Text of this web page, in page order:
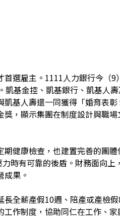
選雇主。1111人力銀行今（
基金控、凱基銀行、凱基人
基人壽還一同獲得「婚育表
，顯示集團在制度設計與職
健康檢查，也建置完善的團
時有可靠的後盾。財務面向
果。
全薪產假10週、陪產或產檢
作制度，協助同仁在工作、